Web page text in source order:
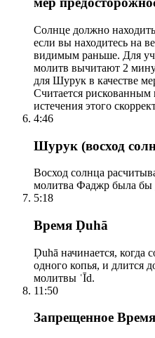
Солнце должно
если вы находитесь на
видимым раньше. Для
молитв вычитают 2
для Шурук в качестве
Считается рискованным
истечения этого
4:46
Шурук (восход
Восход солнца
молитва Фаджр была бы
5:18
Время Ḍuhā
Ḍuhā начинается, когда
одного копья, и длится
молитвы ʿĪd.
11:50
Запрещенное